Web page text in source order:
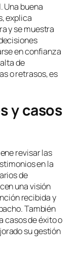
Una buena
explica
y se muestra
en confianza
de
o retrasos, es
y casos
revisar las
en la
de
una visión
recibida y
También
casos de éxito o
su gestión